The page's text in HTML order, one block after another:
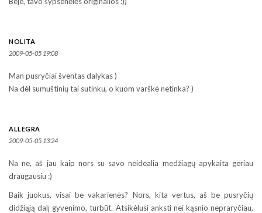
NOLITA
2009-05-05 19:08
Man pusryčiai šventas dalykas )
Na dėl sumuštinių tai sutinku, o kuom varškė netinka? )
ALLEGRA
2009-05-05 13:24
Na ne, aš jau kaip nors su savo neidealia medžiagų apykaita geriau
draugausiu :)
Baik juokus, visai be vakarienės? Nors, kita vertus, aš be pusryčių
didžiąją dalį gyvenimo, turbūt. Atsikėlusi anksti nei kąsnio nepraryčiau,